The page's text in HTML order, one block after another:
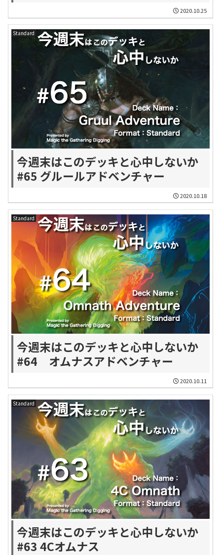
2020.10.25
Standard
今週末はこのデッキと心中しないか
#65 グルールアドベンチャー
2020.10.18
Standard
今週末はこのデッキと心中しないか
#64 オムナスアドベンチャー
2020.10.11
Standard
今週末はこのデッキと心中しないか
#63 4Cオムナス